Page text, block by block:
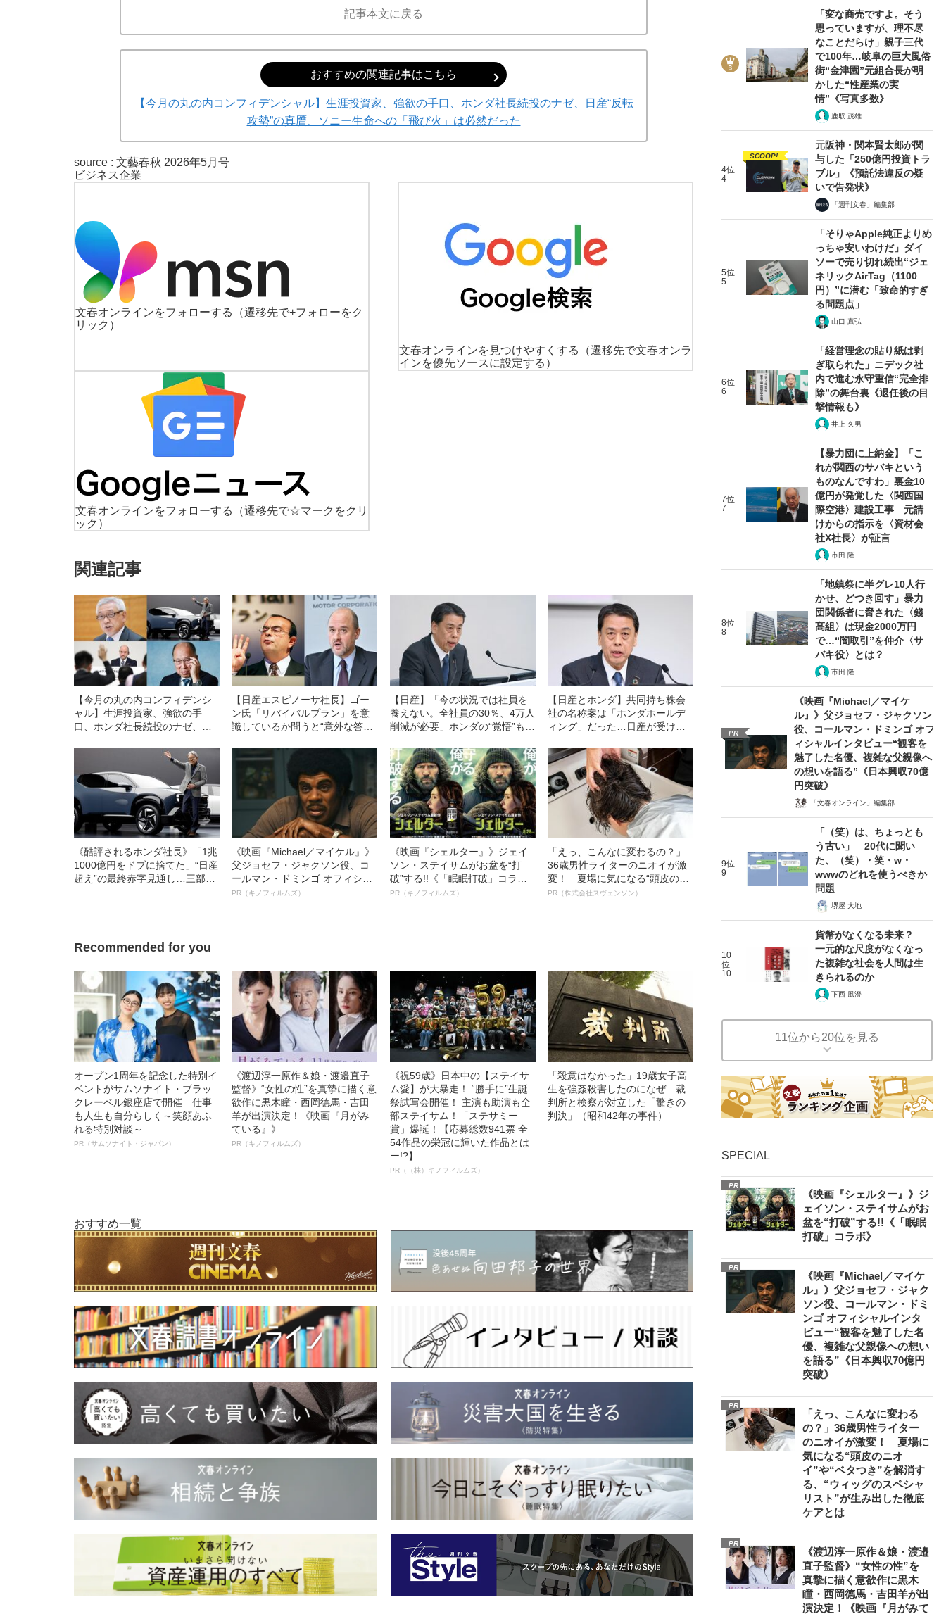
イバルプラン」を意識しているか問うと“意外な答え”
産】「今の状況では社員を養えない。全社員の30％、
った日産「転落と迷走」の軌跡
記事本文に戻る
おすすめの関連記事はこちら
【今月の丸の内コンフィデンシャル】生涯投資家、強欲の手口、ホンダ社長続投のナゼ、日産“反転
攻勢”の真贋、ソニー生命への「飛び火」は必然だった
source : 文藝春秋 2026年5月号
ビジネス企業
文春オンラインをフォローする
（遷移先で+フォローをク
リック）
文春オンラインを見つけやすくする
（遷移先で文春オンラ
インを優先ソースに設定する）
文春オンラインをフォローする
（遷移先で☆マークをクリ
ック）
関連記事
【今月の丸の内コンフィデンシ
ャル】生涯投資家、強欲の手
口、ホンダ社長続投のナゼ、日
への「飛び火」は必然だった
【日産エスピノーサ社長】ゴー
ン氏「リバイバルプラン」を意
識しているか問うと“意外な答
が類似？〉
【日産】「今の状況では社員を
養えない。全社員の30％、4万人
削減が必要」ホンダの“覚悟”も届
の軌跡
【日産とホンダ】共同持ち株会
社の名称案は「ホンダホールデ
ィング」だった…日産が受け入
提案”の中身〈内田社長退任で再
交渉は？〉
《酷評されるホンダ社長》「1兆
1000億円をドブに捨てた」“日産
超え”の最終赤字見通し…三部敏
《映画『Michael／マイケル』》
父ジョセフ・ジャクソン役、コ
ールマン・ドミンゴ オフィシャ
ルインタビュー“観客を魅了した
PR（キノフィルムズ）
《映画『シェルター』》ジェイ
ソン・ステイサムがお盆を“打
破”する!!《「眠眠打破」コラ
ボ》
PR（キノフィルムズ）
「えっ、こんなに変わるの？」
36歳男性ライターのニオイが激
変！ 夏場に気になる“頭皮のニ
オイ”や“ベタつき”を解消す
PR（株式会社スヴェンソン）
Recommended for you
オープン1周年を記念した特別イ
ベントがサムソナイト・ブラッ
クレーベル銀座店で開催 仕事
も人生も自分らしく～笑顔あふ
れる特別対談～
PR（サムソナイト・ジャパン）
《渡辺淳一原作＆娘・渡邉直子
監督》“女性の性”を真摯に描く意
欲作に黒木瞳・西岡德馬・吉田
羊が出演決定！《映画『月がみ
ている』》
PR（キノフィルムズ）
《祝59歳》日本中の【ステイサ
ム愛】が大暴走！ “勝手に”生誕
祭試写会開催！ 主演も助演も全
部ステイサム！「ステサミー
賞」爆誕！【応募総数941票 全
54作品の栄冠に輝いた作品とは
ー!?】
PR（（株）キノフィルムズ）
「殺意はなかった」19歳女子高
生を強姦殺害したのになぜ…裁
判所と検察が対立した「驚きの
判決」（昭和42年の事件）
おすすめ一覧
「変な商売ですよ。そう
思っていますが、理不尽
なことだらけ」親子三代
で100年…岐阜の巨大風俗
街“金津園”元組合長が明
かした“性産業の実
情”《写真多数》
鹿取 茂雄
4位
4
SCOOP!
元阪神・関本賢太郎が関
与した「250億円投資トラ
ブル」《預託法違反の疑
いで告発状》
「週刊文春」編集部
5位
5
「そりゃApple純正よりめ
っちゃ安いわけだ」ダイ
ソーで売り切れ続出“ジェ
ネリックAirTag（1100
円）”に潜む「致命的すぎ
る問題点」
山口 真弘
6位
6
「経営理念の貼り紙は剥
ぎ取られた」ニデック社
内で進む永守重信“完全排
除”の舞台裏《退任後の目
撃情報も》
井上 久男
7位
7
【暴力団に上納金】「こ
れが関西のサバキという
ものなんですわ」裏金10
億円が発覚した〈関西国
際空港〉建設工事 元請
けからの指示を〈資材会
社X社長〉が証言
市田 隆
8位
8
「地鎮祭に半グレ10人行
かせ、どつき回す」暴力
団関係者に脅された〈錢
髙組〉は現金2000万円
で…“闇取引”を仲介〈サ
バキ役〉とは？
市田 隆
PR
《映画『Michael／マイケ
ル』》父ジョセフ・ジャクソン
役、コールマン・ドミンゴ オフ
ィシャルインタビュー“観客を
魅了した名優、複雑な父親像へ
の想いを語る”《日本興収70億
円突破》
「文春オンライン」編集部
9位
9
「（笑）は、ちょっとも
う古い」 20代に聞い
た、（笑）・笑・w・
wwwのどれを使うべきか
問題
堺屋 大地
10
位
10
貨幣がなくなる未来？
一元的な尺度がなくなっ
た複雑な社会を人間は生
きられるのか
下西 風澄
11位から20位を見る
SPECIAL
PR
《映画『シェルター』》ジ
ェイソン・ステイサムがお
盆を“打破”する!!《「眠眠
打破」コラボ》
PR
《映画『Michael／マイケ
ル』》父ジョセフ・ジャク
ソン役、コールマン・ドミ
ンゴ オフィシャルインタ
ビュー“観客を魅了した名
優、複雑な父親像への想い
を語る”《日本興収70億円
突破》
PR
「えっ、こんなに変わる
の？」36歳男性ライター
のニオイが激変！ 夏場に
気になる“頭皮のニオ
イ”や“ベタつき”を解消す
る、“ウィッグのスペシャ
リスト”が生み出した徹底
ケアとは
PR
《渡辺淳一原作＆娘・渡邉
直子監督》“女性の性”を
真摯に描く意欲作に黒木
瞳・西岡德馬・吉田羊が出
演決定！《映画『月がみて